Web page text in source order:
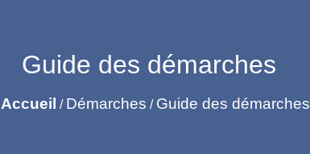
Guide des démarches
Accueil / Démarches / Guide des démarches